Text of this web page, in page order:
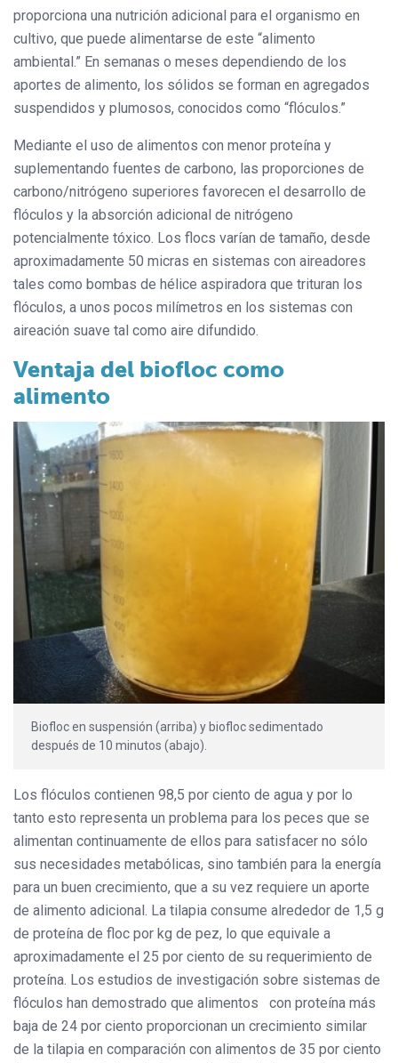
proporciona una nutrición adicional para el organismo en
cultivo, que puede alimentarse de este “alimento
ambiental.” En semanas o meses dependiendo de los
aportes de alimento, los sólidos se forman en agregados
suspendidos y plumosos, conocidos como “flóculos.”
Mediante el uso de alimentos con menor proteína y
suplementando fuentes de carbono, las proporciones de
carbono/nitrógeno superiores favorecen el desarrollo de
flóculos y la absorción adicional de nitrógeno
potencialmente tóxico. Los flocs varían de tamaño, desde
aproximadamente 50 micras en sistemas con aireadores
tales como bombas de hélice aspiradora que trituran los
flóculos, a unos pocos milímetros en los sistemas con
aireación suave tal como aire difundido.
Ventaja del biofloc como
alimento
Biofloc en suspensión (arriba) y biofloc sedimentado
después de 10 minutos (abajo).
Los flóculos contienen 98,5 por ciento de agua y por lo
tanto esto representa un problema para los peces que se
alimentan continuamente de ellos para satisfacer no sólo
sus necesidades metabólicas, sino también para la energía
para un buen crecimiento, que a su vez requiere un aporte
de alimento adicional. La tilapia consume alrededor de 1,5 g
de proteína de floc por kg de pez, lo que equivale a
aproximadamente el 25 por ciento de su requerimiento de
proteína. Los estudios de investigación sobre sistemas de
flóculos han demostrado que alimentos con proteína más
baja de 24 por ciento proporcionan un crecimiento similar
de la tilapia en comparación con alimentos de 35 por ciento